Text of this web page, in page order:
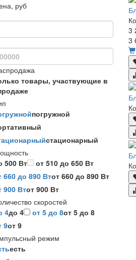
руб
товары, участвующие в
погружной
стационарный
500 Вт
от 510 до 650 Вт
660 до 890 Втот 660 до 890 Вт
900 Втот 900 Вт
скоростей
4до 4 от 5 до 8от 5 до 8
9от 9
режим
есть
3
3